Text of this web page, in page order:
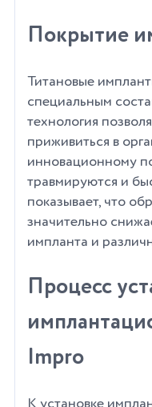
Покрытие
Титановые
специальным
технология
приживиться в
инновационному
травмируются и
показывает, что
значительно
импланта и
Процесс
Impro
К установке